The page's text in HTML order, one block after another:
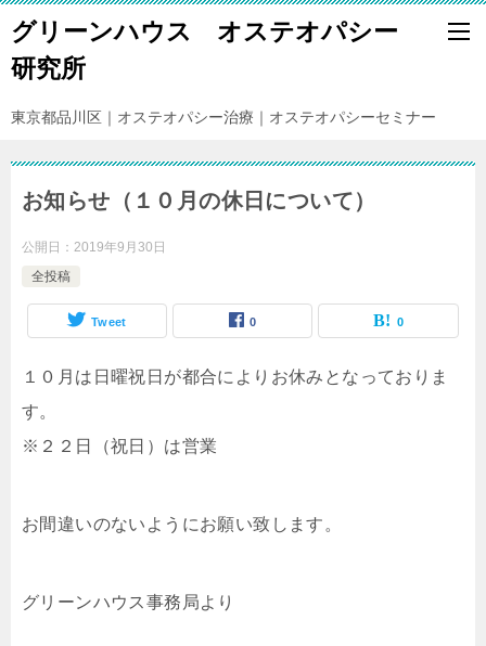
グリーンハウス オステオパシー
研究所
東京都品川区｜オステオパシー治療｜オステオパシーセミナー
お知らせ（１０月の休日について）
公開日： 2019年9月30日
全投稿
Tweet 0 0
１０月は日曜祝日が都合によりお休みとなっておりま
す。
※２２日（祝日）は営業
お間違いのないようにお願い致します。
グリーンハウス事務局より